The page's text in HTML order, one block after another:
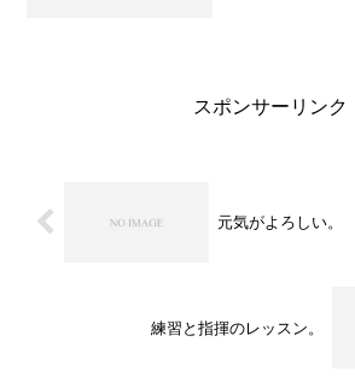
スポンサーリンク
元気がよろしい。
練習と指揮のレッスン。